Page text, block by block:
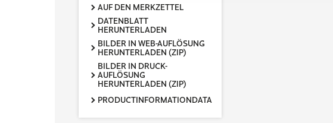
Transporteinheit Länge (cm)
40
Transporteinheit Breite (cm)
23,5
Transporteinheit Höhe (cm)
11,6
Nettogewicht / Transporteinheit
(kg)
3,07
AUF DEN MERKZETTEL
DATENBLATT
HERUNTERLADEN
BILDER IN WEB-AUFLÖSUNG
HERUNTERLADEN (ZIP)
BILDER IN DRUCK-
AUFLÖSUNG
HERUNTERLADEN (ZIP)
PRODUCTINFORMATIONDATA